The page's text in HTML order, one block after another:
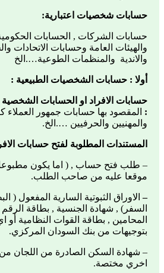
حسابات شخصيات اعتبارية:
حسابات الشركات , الحسابات
والهيئات العامة وحسابات الاتحادات
والاندية والمنظمات الطوعية….الخ
أولا : حسابات الشخصيات الطبيعية :
حسابات الافراد او الحسابات
: المقصود بها حسابات جمهور العملاء
والمهنيين والحرفيين ….الخ.
المستندات المطلوبة لفتح حسابات
– طلب فتح حساب , ( اما يكون مطبوعا
موقعا عليه من صاحب الطلب.
– الاوراق الثبوتية السارية المفعول (
السفر) , شهادة الجنسية , بطاقة
المحامين , بطاقة القوات النظامية
بتوجيهات من بنك السودان المركزي.
– شهادة السكن الصادرة من اللجان
اخري مختصة.